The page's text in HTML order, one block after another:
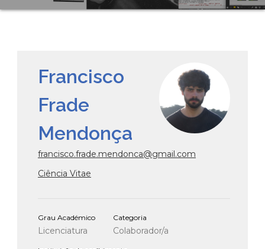
Francisco
Frade
Mendonça
francisco.frade.mendonca@gmail.com
Ciência Vitae
Grau Académico
Licenciatura
Categoria
Colaborador/a